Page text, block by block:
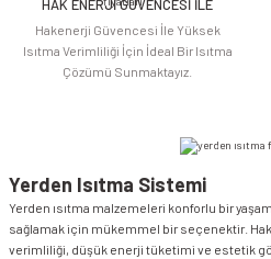
HAK ENERJİ GÜVENCESİ İLE
Hakenerji Güvencesi İle Yüksek
Isıtma Verimliliği İçin İdeal Bir Isıtma
Çözümü Sunmaktayız.
Yerden Isıtma Sistemi
Yerden ısıtma malzemeleri konforlu bir
sağlamak için mükemmel bir seçenektir.
verimliliği, düşük enerji tüketimi ve estetik